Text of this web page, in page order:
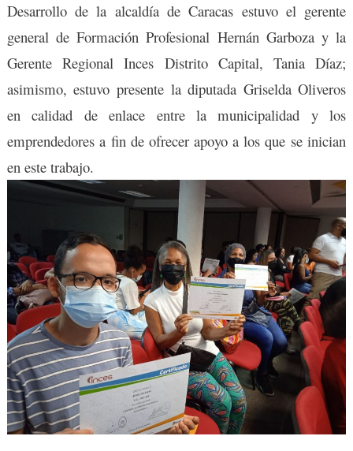
Desarrollo de la alcaldía de Caracas estuvo el gerente
general de Formación Profesional Hernán Garboza y la
Gerente Regional Inces Distrito Capital, Tania Díaz;
asimismo, estuvo presente la diputada Griselda Oliveros
en calidad de enlace entre la municipalidad y los
emprendedores a fin de ofrecer apoyo a los que se inician
en este trabajo.